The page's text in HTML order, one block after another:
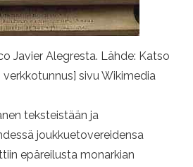
Javier Alegresta. Lähde: Katso
sivu Wikimedia
teksteistään ja
joukkuetovereidensa
epäreilusta monarkian